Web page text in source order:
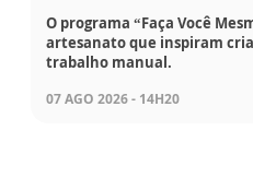
O programa “Faça Você
artesanato que inspiram
trabalho manual.
07 AGO 2026 - 14H20